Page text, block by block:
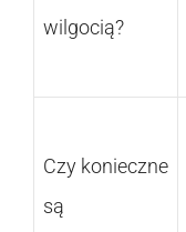
wilgocią?
Czy konieczne
są